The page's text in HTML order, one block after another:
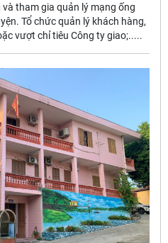
tham gia quản lý mạng ống
Tổ chức quản lý khách hàng,
vượt chỉ tiêu Công ty giao;.....